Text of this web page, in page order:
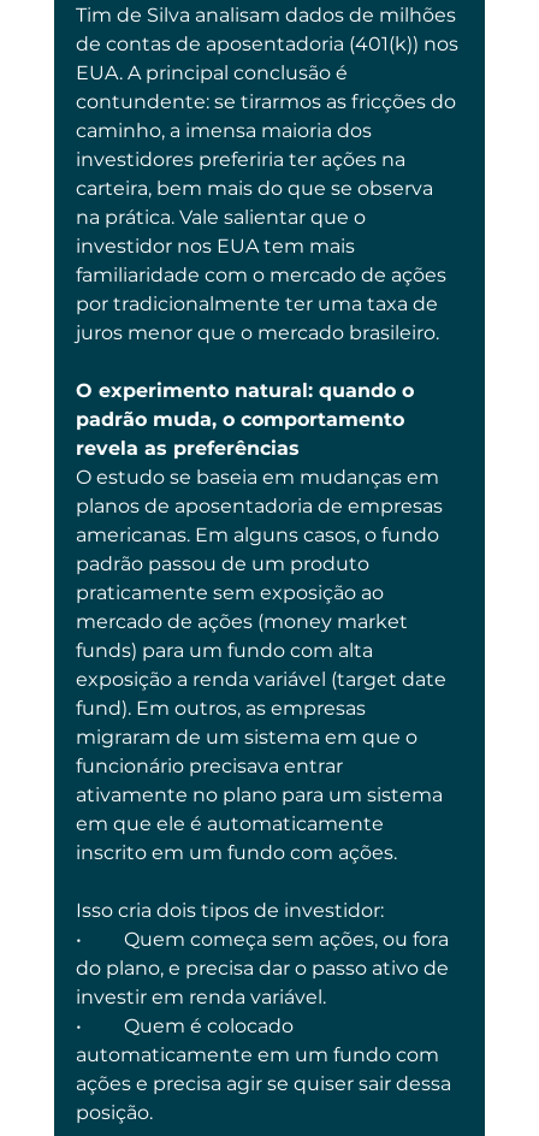
Tim de Silva analisam dados de milhões
de contas de aposentadoria (401(k)) nos
EUA. A principal conclusão é
contundente: se tirarmos as fricções do
caminho, a imensa maioria dos
investidores preferiria ter ações na
carteira, bem mais do que se observa
na prática. Vale salientar que o
investidor nos EUA tem mais
familiaridade com o mercado de ações
por tradicionalmente ter uma taxa de
juros menor que o mercado brasileiro.
O experimento natural: quando o
padrão muda, o comportamento
revela as preferências
O estudo se baseia em mudanças em
planos de aposentadoria de empresas
americanas. Em alguns casos, o fundo
padrão passou de um produto
praticamente sem exposição ao
mercado de ações (money market
funds) para um fundo com alta
exposição a renda variável (target date
fund). Em outros, as empresas
migraram de um sistema em que o
funcionário precisava entrar
ativamente no plano para um sistema
em que ele é automaticamente
inscrito em um fundo com ações.
Isso cria dois tipos de investidor:
•	Quem começa sem ações, ou fora
do plano, e precisa dar o passo ativo de
investir em renda variável.
•	Quem é colocado
automaticamente em um fundo com
ações e precisa agir se quiser sair dessa
posição.